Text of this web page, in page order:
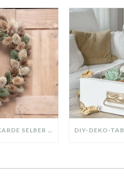
KRANZ AUS WILDEN KARDE SELBER MACHEN: HERBSTDEKO GANZ EINFACH